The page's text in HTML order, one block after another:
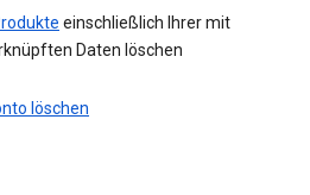
einschließlich Ihrer mit
Daten löschen
löschen